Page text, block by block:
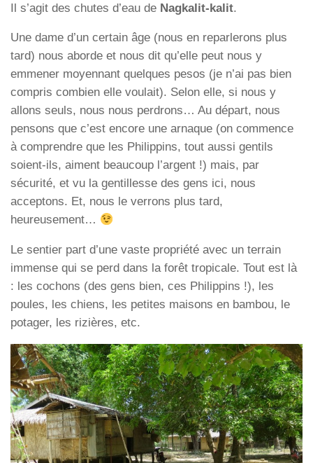
Il s’agit des chutes d’eau de Nagkalit-kalit.
Une dame d’un certain âge (nous en reparlerons plus
tard) nous aborde et nous dit qu’elle peut nous y
emmener moyennant quelques pesos (je n’ai pas bien
compris combien elle voulait). Selon elle, si nous y
allons seuls, nous nous perdrons… Au départ, nous
pensons que c’est encore une arnaque (on commence
à comprendre que les Philippins, tout aussi gentils
soient-ils, aiment beaucoup l’argent !) mais, par
sécurité, et vu la gentillesse des gens ici, nous
acceptons. Et, nous le verrons plus tard,
heureusement…
Le sentier part d’une vaste propriété avec un terrain
immense qui se perd dans la forêt tropicale. Tout est là
: les cochons (des gens bien, ces Philippins !), les
poules, les chiens, les petites maisons en bambou, le
potager, les rizières, etc.